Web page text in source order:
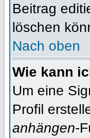
Beitrag
löschen
Nach oben
Wie kann
Um eine
Profil
anhängen-